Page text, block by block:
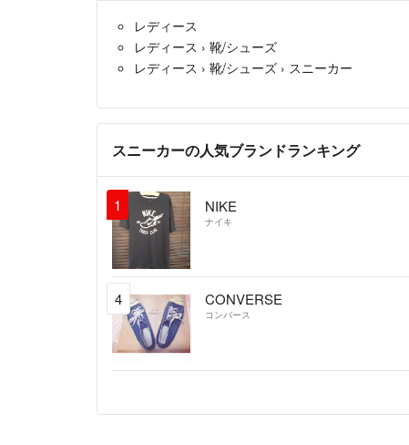
レディース
レディース › 靴/シューズ
レディース › 靴/シューズ › スニーカー
スニーカーの人気ブランドランキング
1 NIKE
ナイキ
4 CONVERSE
コンバース